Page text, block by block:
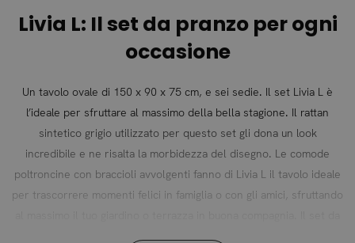
Livia L: Il set da pranzo per ogni
occasione
Un tavolo ovale di 150 x 90 x 75 cm, e sei sedie. Il set Livia L è
l’ideale per sfruttare al massimo della bella stagione. Il rattan
sintetico grigio utilizzato per questo set gli dona un look
incredibile e ne risalta la morbidezza del disegno. Le comode
poltroncine con braccioli avvolgenti fanno di Livia L il tavolo ideale
per trascorrere momenti felici in famiglia o con gli amici, sfruttando